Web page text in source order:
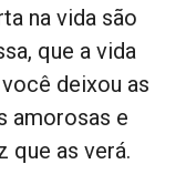
na vida são
que a vida
deixou as
amorosas e
que as verá.